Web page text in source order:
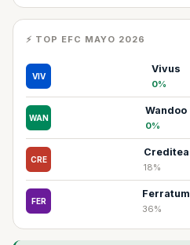
⚡ TOP EFC MAYO 2026
VIV
Vivus
0%
WAN
Wandoo
0%
CRE
Creditea
18%
FER
Ferratum
36%